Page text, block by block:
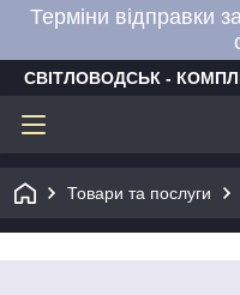
Терміни відправки
СВІТЛОВОДСЬК -
Товари та послуги